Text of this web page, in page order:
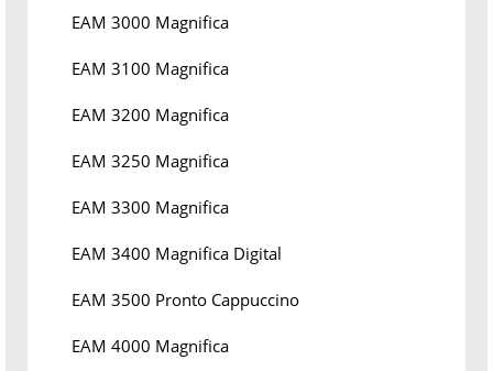
EAM 3000 Magnifica
EAM 3100 Magnifica
EAM 3200 Magnifica
EAM 3250 Magnifica
EAM 3300 Magnifica
EAM 3400 Magnifica Digital
EAM 3500 Pronto Cappuccino
EAM 4000 Magnifica